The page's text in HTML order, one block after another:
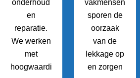
onderhoud
en
reparatie.
We werken
met
hoogwaardi
vakmensen
sporen de
oorzaak
van de
lekkage op
en zorgen